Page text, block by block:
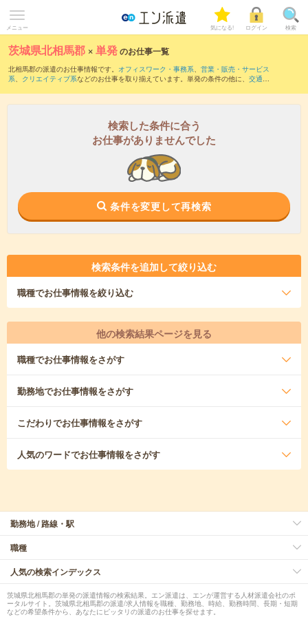
メニュー 気になる! ログイン 検索
茨城県北相馬郡 ×単発のお仕事一覧
北相馬郡の派遣のお仕事情報です。 オフィスワーク・事務系、 営業・販売・サービス
系、 クリエイティブ系などのお仕事を取り揃えています。単発の条件の他に、 交通費
検索した条件に合う
お仕事がありませんでした
条件を変更して再検索
検索条件を追加して絞り込む
職種でお仕事情報を絞り込む
他の検索結果ページを見る
職種でお仕事情報をさがす
勤務地でお仕事情報をさがす
こだわりでお仕事情報をさがす
人気のワードでお仕事情報をさがす
勤務地 / 路線・駅
職種
人気の検索インデックス
茨城県北相馬郡の単発の派遣情報の検索結果。エン派遣は、エンが運営する人材派遣会社のポ
ータルサイト。茨城県北相馬郡の派遣/求人情報を職種、勤務地、時給、勤務時間、長期・短期
などの希望条件から、あなたにピッタリの派遣のお仕事を探せます。